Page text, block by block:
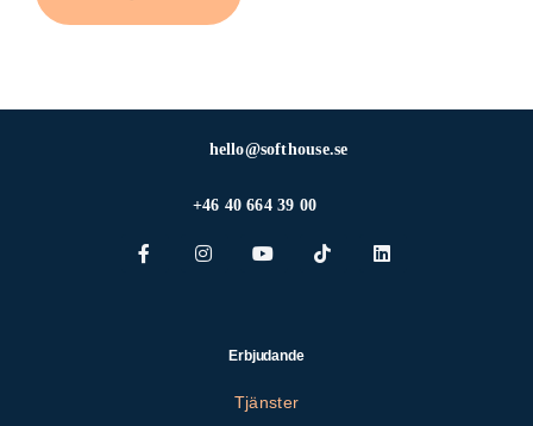
hello@softhouse.se
+46 40 664 39 00
Erbjudande
Tjänster